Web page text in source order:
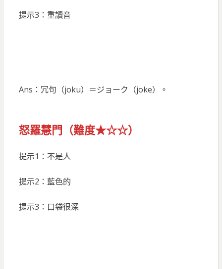
提示3：重讀音
Ans：冗句（joku）＝ジョーク（joke）。
怒羅慧門（難度★☆☆）
提示1：不是人
提示2：藍色的
提示3：口袋很深